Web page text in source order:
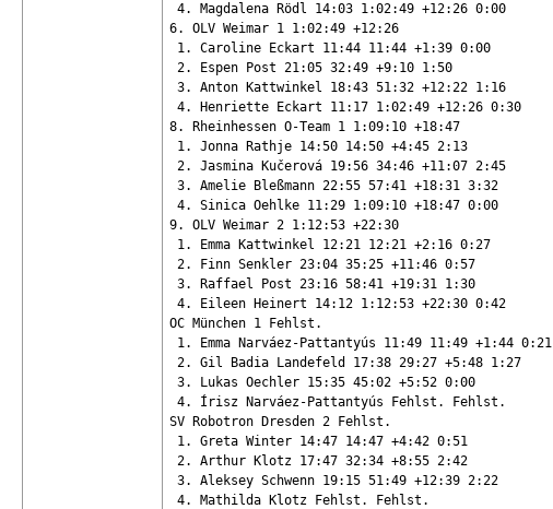
4. Magdalena Rödl 14:03 1:02:49 +12:26 0:00
6. OLV Weimar 1 1:02:49 +12:26
1. Caroline Eckart 11:44 11:44 +1:39 0:00
2. Espen Post 21:05 32:49 +9:10 1:50
3. Anton Kattwinkel 18:43 51:32 +12:22 1:16
4. Henriette Eckart 11:17 1:02:49 +12:26 0:30
8. Rheinhessen O-Team 1 1:09:10 +18:47
1. Jonna Rathje 14:50 14:50 +4:45 2:13
2. Jasmina Kučerová 19:56 34:46 +11:07 2:45
3. Amelie Bleßmann 22:55 57:41 +18:31 3:32
4. Sinica Oehlke 11:29 1:09:10 +18:47 0:00
9. OLV Weimar 2 1:12:53 +22:30
1. Emma Kattwinkel 12:21 12:21 +2:16 0:27
2. Finn Senkler 23:04 35:25 +11:46 0:57
3. Raffael Post 23:16 58:41 +19:31 1:30
4. Eileen Heinert 14:12 1:12:53 +22:30 0:42
OC München 1 Fehlst.
1. Emma Narváez-Pattantyús 11:49 11:49 +1:44 0:21
2. Gil Badia Landefeld 17:38 29:27 +5:48 1:27
3. Lukas Oechler 15:35 45:02 +5:52 0:00
4. Írisz Narváez-Pattantyús Fehlst. Fehlst.
SV Robotron Dresden 2 Fehlst.
1. Greta Winter 14:47 14:47 +4:42 0:51
2. Arthur Klotz 17:47 32:34 +8:55 2:42
3. Aleksey Schwenn 19:15 51:49 +12:39 2:22
4. Mathilda Klotz Fehlst. Fehlst.